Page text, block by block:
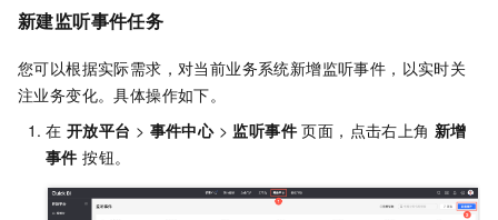
新建监听事件任务
您可以根据实际需求，对当前业务系统新增监听事件，以实时关
注业务变化。具体操作如下。
在 开放平台 > 事件中心> 监听事件 页面，点击右上角 新增
事件 按钮。